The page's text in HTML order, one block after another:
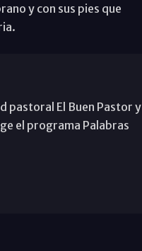
y con sus pies que
pastoral El Buen Pastor y
el programa Palabras